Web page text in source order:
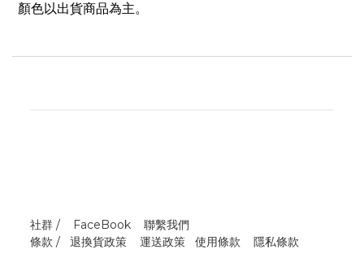
顏色以出貨商品為主。
社群 / FaceBook
聯繫我們
條款 / 退換貨政策 運送政策 使用條款 隱私條款